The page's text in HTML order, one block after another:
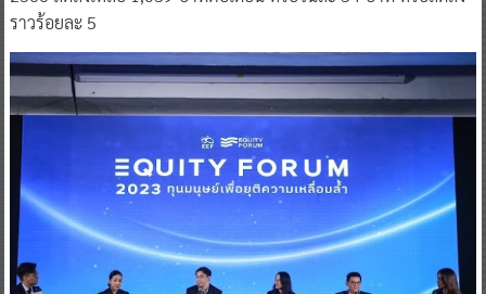
ราวร้อยละ 5